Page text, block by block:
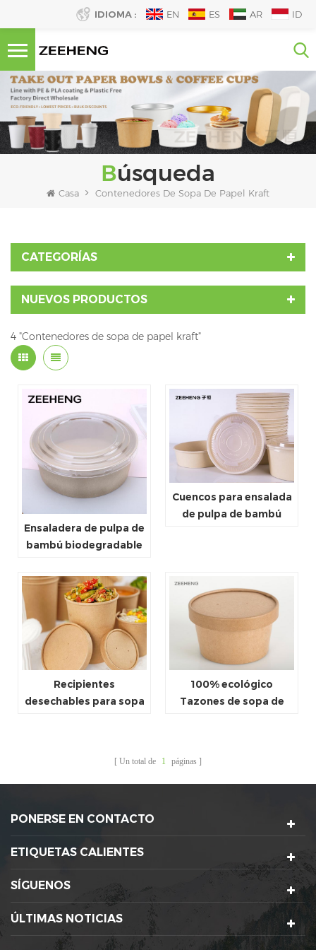
IDIOMA : EN ES AR ID
Búsqueda
Casa Contenedores De Sopa De Papel Kraft
CATEGORÍAS
NUEVOS PRODUCTOS
4 "Contenedores de sopa de papel kraft"
Ensaladera de pulpa de
bambú biodegradable
Cuencos para ensalada
de pulpa de bambú
Recipientes
desechables para sopa
100% ecológico
Tazones de sopa de
Un total de 1 páginas
PONERSE EN CONTACTO
ETIQUETAS CALIENTES
SÍGUENOS
ÚLTIMAS NOTICIAS